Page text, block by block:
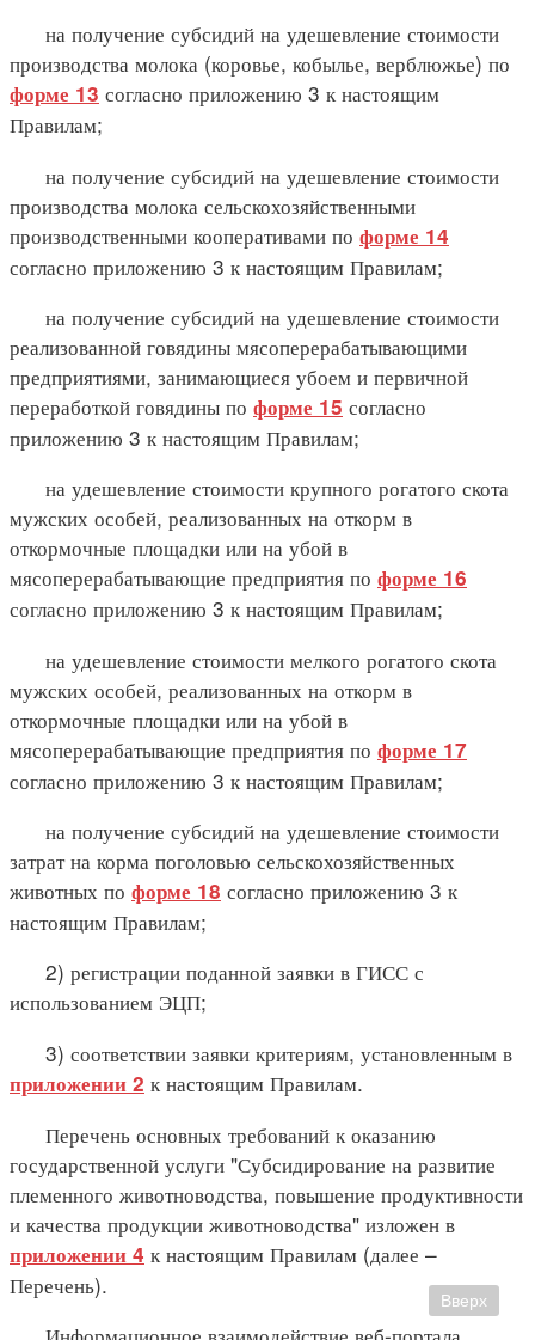
на получение субсидий на удешевление стоимости
производства молока (коровье, кобылье, верблюжье) по
форме 13 согласно приложению 3 к настоящим
Правилам;
на получение субсидий на удешевление стоимости
производства молока сельскохозяйственными
производственными кооперативами по форме 14
согласно приложению 3 к настоящим Правилам;
на получение субсидий на удешевление стоимости
реализованной говядины мясоперерабатывающими
предприятиями, занимающиеся убоем и первичной
переработкой говядины по форме 15 согласно
приложению 3 к настоящим Правилам;
на удешевление стоимости крупного рогатого скота
мужских особей, реализованных на откорм в
откормочные площадки или на убой в
мясоперерабатывающие предприятия по форме 16
согласно приложению 3 к настоящим Правилам;
на удешевление стоимости мелкого рогатого скота
мужских особей, реализованных на откорм в
откормочные площадки или на убой в
мясоперерабатывающие предприятия по форме 17
согласно приложению 3 к настоящим Правилам;
на получение субсидий на удешевление стоимости
затрат на корма поголовью сельскохозяйственных
животных по форме 18 согласно приложению 3 к
настоящим Правилам;
2) регистрации поданной заявки в ГИСС с
использованием ЭЦП;
3) соответствии заявки критериям, установленным в
приложении 2 к настоящим Правилам.
Перечень основных требований к оказанию
государственной услуги "Субсидирование на развитие
племенного животноводства, повышение продуктивности
и качества продукции животноводства" изложен в
приложении 4 к настоящим Правилам (далее –
Перечень).
Вверх